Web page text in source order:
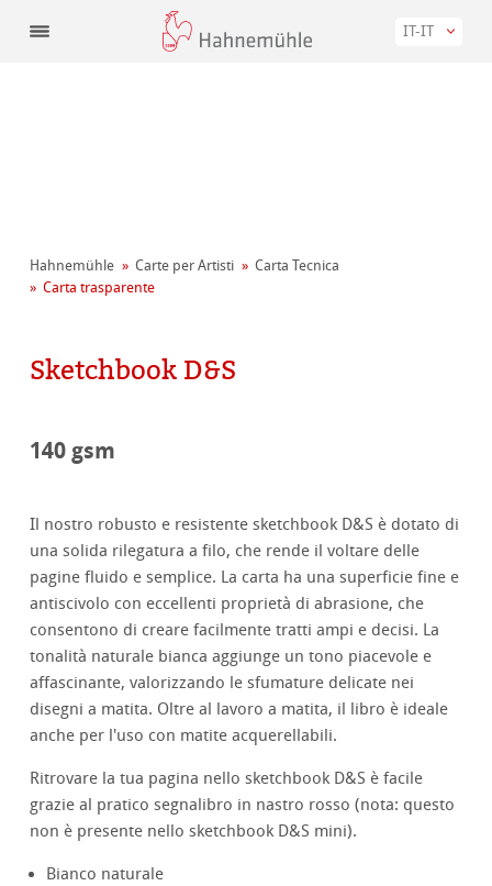
IT-IT
Hahnemühle Carte per Artisti
Carta Tecnica
Carta trasparente
Sketchbook D&S
140 gsm
Il nostro robusto e resistente sketchbook D&S è dotato di
una solida rilegatura a filo, che rende il voltare delle
pagine fluido e semplice. La carta ha una superficie fine e
antiscivolo con eccellenti proprietà di abrasione, che
consentono di creare facilmente tratti ampi e decisi. La
tonalità naturale bianca aggiunge un tono piacevole e
affascinante, valorizzando le sfumature delicate nei
disegni a matita. Oltre al lavoro a matita, il libro è ideale
anche per l'uso con matite acquerellabili.
Ritrovare la tua pagina nello sketchbook D&S è facile
grazie al pratico segnalibro in nastro rosso (nota: questo
non è presente nello sketchbook D&S mini).
Bianco naturale